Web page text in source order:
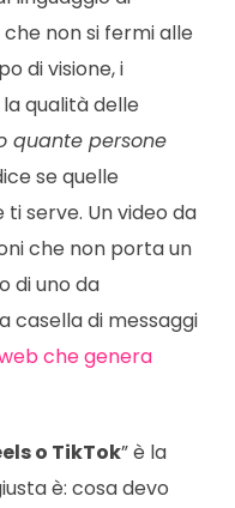
non si fermi alle
di visione, i
qualità delle
quante persone
se quelle
serve. Un video da
che non porta un
di uno da
casella di messaggi
che genera
o TikTok” è la
è: cosa devo